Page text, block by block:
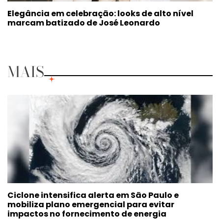
Elegância em celebração: looks de alto nível
marcam batizado de José Leonardo
MAIS
Ciclone intensifica alerta em São Paulo e
mobiliza plano emergencial para evitar
impactos no fornecimento de energia